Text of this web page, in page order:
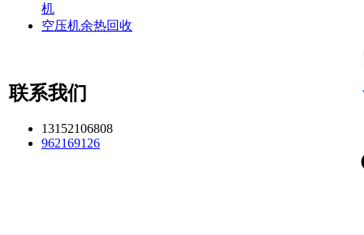
机
空压机余热回收
联系我们
13152106808
962169126